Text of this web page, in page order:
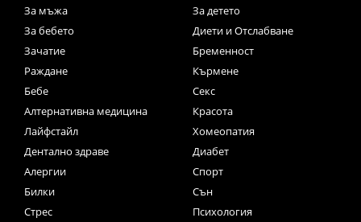
За мъжа
За детето
За бебето
Диети и Отслабване
Зачатие
Бременност
Раждане
Кърмене
Бебе
Секс
Алтернативна медицина
Красота
Лайфстайл
Хомеопатия
Дентално здраве
Диабет
Алергии
Спорт
Билки
Сън
Стрес
Психология